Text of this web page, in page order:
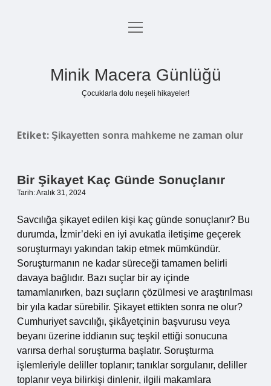
Anasayfa
menüyü
Minik Macera Günlüğü
Çocuklarla dolu neşeli hikayeler!
Etiket: Şikayetten sonra mahkeme ne zaman olur
Bir Şikayet Kaç Günde Sonuçlanır
Tarih: Aralık 31, 2024
Savcılığa şikayet edilen kişi kaç günde sonuçlanır? Bu
durumda, İzmir’deki en iyi avukatla iletişime geçerek
soruşturmayı yakından takip etmek mümkündür.
Soruşturmanın ne kadar süreceği tamamen belirli
davaya bağlıdır. Bazı suçlar bir ay içinde
tamamlanırken, bazı suçların çözülmesi ve araştırılması
bir yıla kadar sürebilir. Şikayet ettikten sonra ne olur?
Cumhuriyet savcılığı, şikâyetçinin başvurusu veya
beyanı üzerine iddianın suç teşkil ettiği sonucuna
varırsa derhal soruşturma başlatır. Soruşturma
işlemleriyle deliller toplanır; tanıklar sorgulanır, deliller
toplanır veya bilirkişi dinlenir, ilgili makamlara